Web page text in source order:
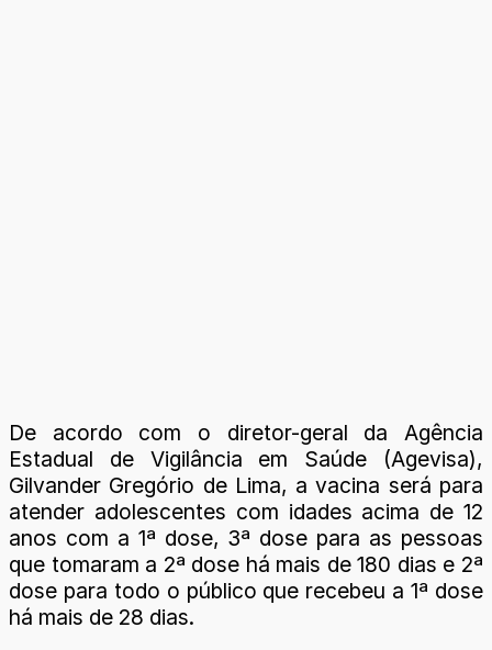
De acordo com o diretor-geral da Agência
Estadual de Vigilância em Saúde (Agevisa),
Gilvander Gregório de Lima, a vacina será para
atender adolescentes com idades acima de 12
anos com a 1ª dose, 3ª dose para as pessoas
que tomaram a 2ª dose há mais de 180 dias e 2ª
dose para todo o público que recebeu a 1ª dose
há mais de 28 dias.